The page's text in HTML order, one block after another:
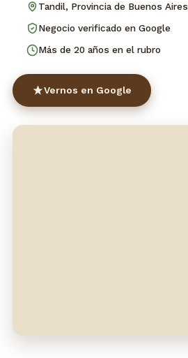
Tandil, Provincia de Buenos Aires
Negocio verificado en Google
Más de 20 años en el rubro
Vernos en Google